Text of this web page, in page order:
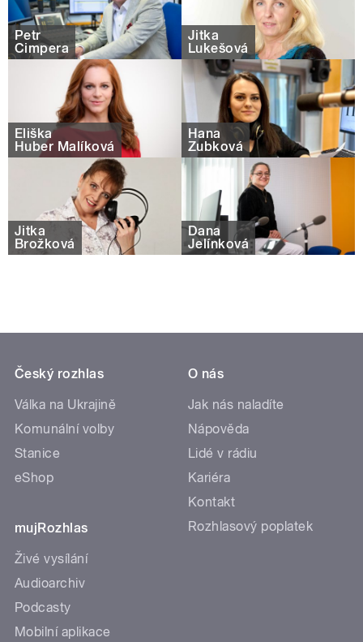
Petr
Čimpera
Jitka
Lukešová
Eliška
Huber Malíková
Hana
Zubková
Jitka
Brožková
Dana
Jelínková
Český rozhlas
Válka na Ukrajině
Komunální volby
Stanice
eShop
mujRozhlas
Živé vysílání
Audioarchiv
Podcasty
Mobilní aplikace
O nás
Jak nás naladíte
Nápověda
Lidé v rádiu
Kariéra
Kontakt
Rozhlasový poplatek